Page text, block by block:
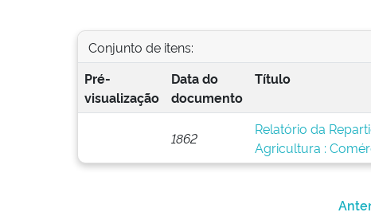
Conjunto de itens:
Pré-
visualização
Data do
documento
Título
1862
Relatório da
Agricultura :